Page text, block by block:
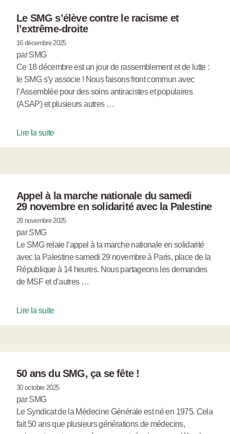
Le SMG s’élève contre le racisme et
l’extrême-droite
16 décembre 2025
par SMG
Ce 18 décembre est un jour de rassemblement et de lutte :
le SMG s’y associe ! Nous faisons front commun avec
l’Assemblée pour des soins antiracistes et populaires
(ASAP) et plusieurs autres …
Lire la suite
Appel à la marche nationale du samedi
29 novembre en solidarité avec la Palestine
28 novembre 2025
par SMG
Le SMG relaie l’appel à la marche nationale en solidarité
avec la Palestine samedi 29 novembre à Paris, place de la
République à 14 heures. Nous partageons les demandes
de MSF et d’autres …
Lire la suite
50 ans du SMG, ça se fête !
30 octobre 2025
par SMG
Le Syndicat de la Médecine Générale est né en 1975. Cela
fait 50 ans que plusieurs générations de médecins,